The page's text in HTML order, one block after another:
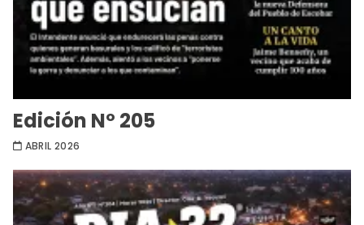
Edición Nº 205
ABRIL 2026